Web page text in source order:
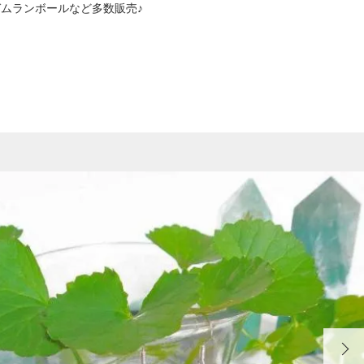
ランボールなど多数販売♪